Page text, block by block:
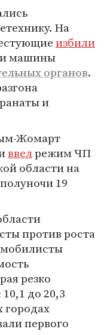
На
избили
машины
органов.
и
Жомарт
ввелрежим ЧП
области на
19
против роста
резко
до 20,3
городах
первого